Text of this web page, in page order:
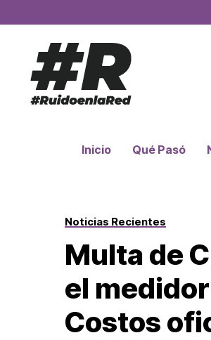
Inicio Qué Pasó
Noticias Recientes
Multa de
el
Costos